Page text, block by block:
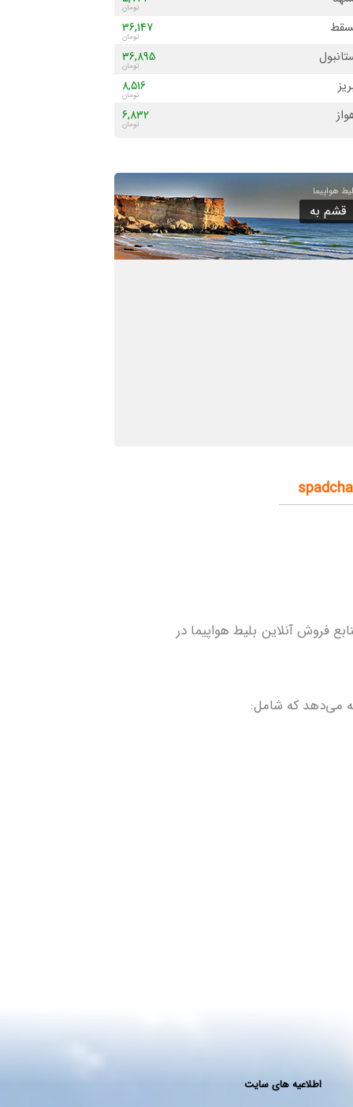
36,147
36,895
8,516
6,832
4,613
4,869
18,709
9,583
قشم به
فروش آنلاین بلیط هواپیما در
می‌دهد که شامل:
روز به روز و بر اساس مقصد،
اطلاعیه های سایت